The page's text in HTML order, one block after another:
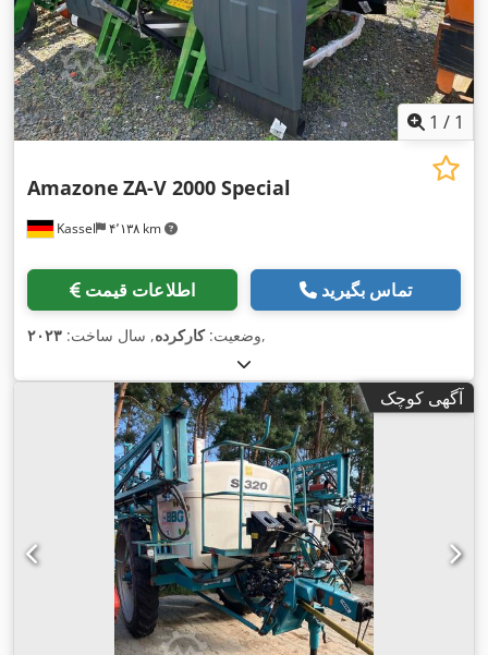
1 / 1
Kassel ۴٬۱۳۸ km
Amazone ZA-V 2000 Special
اطلاعات قیمت تماس بگیرید
وضعیت:کارکرده, سال ساخت: ۲۰۲۳ ,
آگهی کوچک